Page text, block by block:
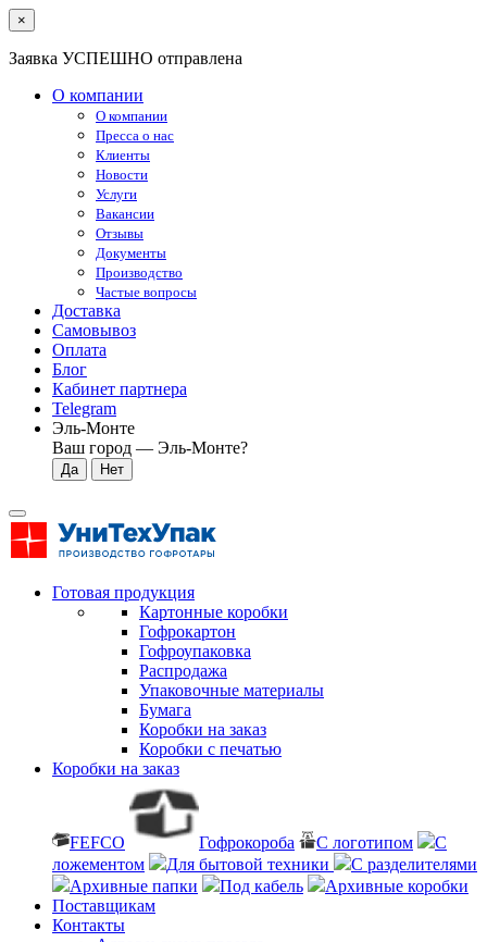
×
Заявка УСПЕШНО отправлена
О компании
О компании
Пресса о нас
Клиенты
Новости
Услуги
Вакансии
Отзывы
Документы
Производство
Частые вопросы
Доставка
Самовывоз
Оплата
Блог
Кабинет партнера
Telegram
Эль-Монте
Ваш город — Эль-Монте?
Готовая продукция
Картонные коробки
Гофрокартон
Гофроупаковка
Распродажа
Упаковочные материалы
Бумага
Коробки на заказ
Коробки с печатью
Коробки на заказ
FEFCO Гофрокороба С логотипом
С
ложементом
Для бытовой техники
С разделителями
Архивные папки
Под кабель
Архивные коробки
Поставщикам
Контакты